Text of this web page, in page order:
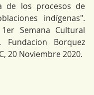
de los procesos de
indígenas".
Semana Cultural
Fundacion Borquez
20 Noviembre 2020.